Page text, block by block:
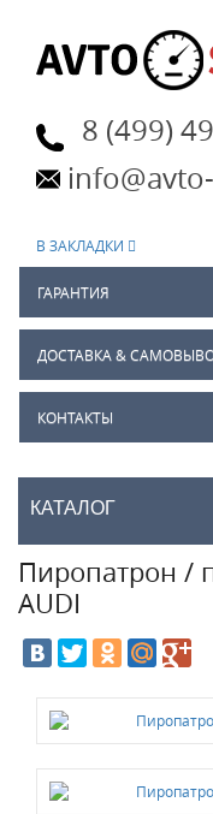
8 (499)
В ЗАКЛАДКИ
ГАРАНТИЯ
ДОСТАВКА &
КОНТАКТЫ
КАТАЛОГ
Пиропатрон /
AUDI